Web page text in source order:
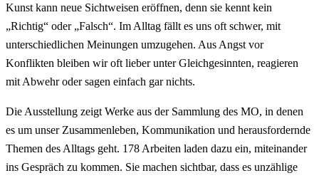
Kunst kann neue Sichtweisen eröffnen, denn sie kennt kein
„Richtig“ oder „Falsch“. Im Alltag fällt es uns oft schwer, mit
unterschiedlichen Meinungen umzugehen. Aus Angst vor
Konflikten bleiben wir oft lieber unter Gleichgesinnten, reagieren
mit Abwehr oder sagen einfach gar nichts.
Die Ausstellung zeigt Werke aus der Sammlung des MO, in denen
es um unser Zusammenleben, Kommunikation und herausfordernde
Themen des Alltags geht. 178 Arbeiten laden dazu ein, miteinander
ins Gespräch zu kommen. Sie machen sichtbar, dass es unzählige